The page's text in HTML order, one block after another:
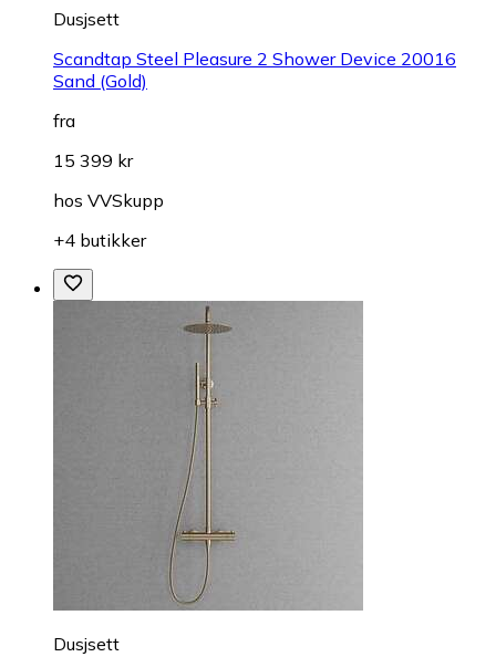
Dusjsett
Scandtap Steel Pleasure 2 Shower Device 20016
Sand (Gold)
fra
15 399 kr
hos VVSkupp
+4 butikker
Dusjsett